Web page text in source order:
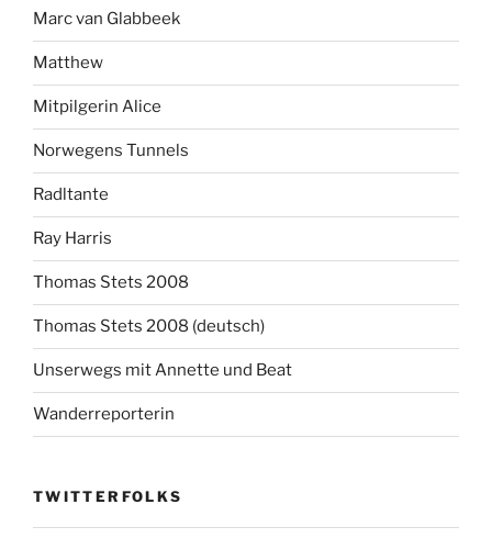
Marc van Glabbeek
Matthew
Mitpilgerin Alice
Norwegens Tunnels
Radltante
Ray Harris
Thomas Stets 2008
Thomas Stets 2008 (deutsch)
Unserwegs mit Annette und Beat
Wanderreporterin
TWITTERFOLKS